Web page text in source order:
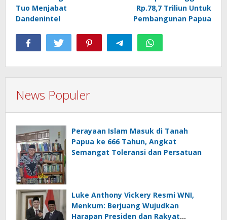
Tuo Menjabat
Dandenintel
Rp.78,7 Triliun Untuk
Pembangunan Papua
News Populer
Perayaan Islam Masuk di Tanah
Papua ke 666 Tahun, Angkat
Semangat Toleransi dan Persatuan
Luke Anthony Vickery Resmi WNI,
Menkum: Berjuang Wujudkan
Harapan Presiden dan Rakyat